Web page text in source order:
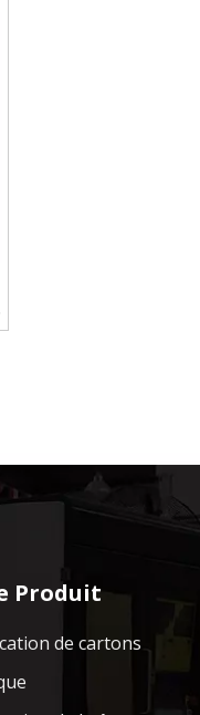
Produit
de cartons